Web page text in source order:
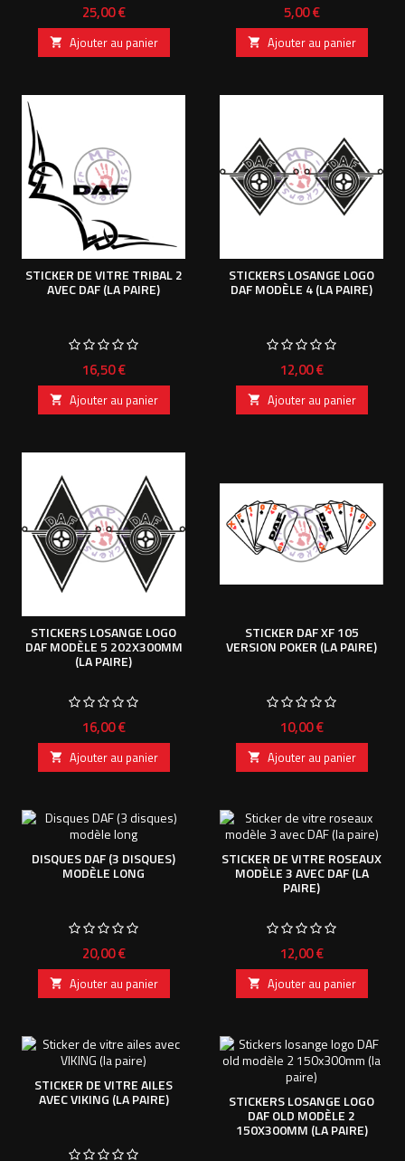
Prix
25,00 €
 Ajouter au panier
Prix
5,00 €
 Ajouter au panier
STICKER DE VITRE TRIBAL 2
AVEC DAF (LA PAIRE)
Prix
16,50 €
 Ajouter au panier
STICKERS LOSANGE LOGO
DAF MODÈLE 4 (LA PAIRE)
Prix
12,00 €
 Ajouter au panier
STICKERS LOSANGE LOGO
DAF MODÈLE 5 202X300MM
(LA PAIRE)
Prix
16,00 €
 Ajouter au panier
STICKER DAF XF 105
VERSION POKER (LA PAIRE)
Prix
10,00 €
 Ajouter au panier
DISQUES DAF (3 DISQUES)
MODÈLE LONG
Prix
20,00 €
 Ajouter au panier
STICKER DE VITRE ROSEAUX
MODÈLE 3 AVEC DAF (LA
PAIRE)
Prix
12,00 €
 Ajouter au panier
STICKER DE VITRE AILES
AVEC VIKING (LA PAIRE) STICKERS LOSANGE LOGO
DAF OLD MODÈLE 2
150X300MM (LA PAIRE)